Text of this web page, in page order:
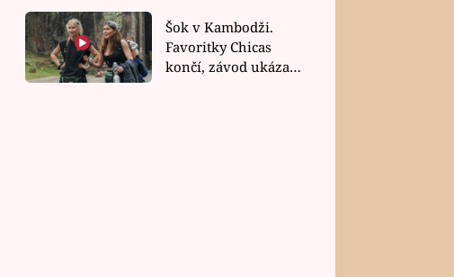
závodu nůž na krku
Šok v Kambodži.
Favoritky Chicas
končí, závod ukázal